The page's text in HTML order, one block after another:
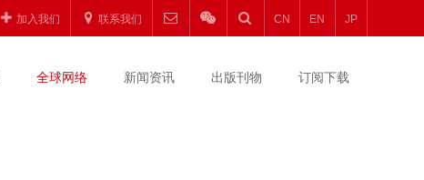
加入我们 联系我们 CN EN JP
全球网络 新闻资讯 出版刊物 订阅下载